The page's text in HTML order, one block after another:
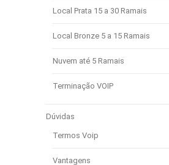
Local Prata 15 a 30 Ramais
Local Bronze 5 a 15 Ramais
Nuvem até 5 Ramais
Terminação VOIP
Dúvidas
Termos Voip
Vantagens